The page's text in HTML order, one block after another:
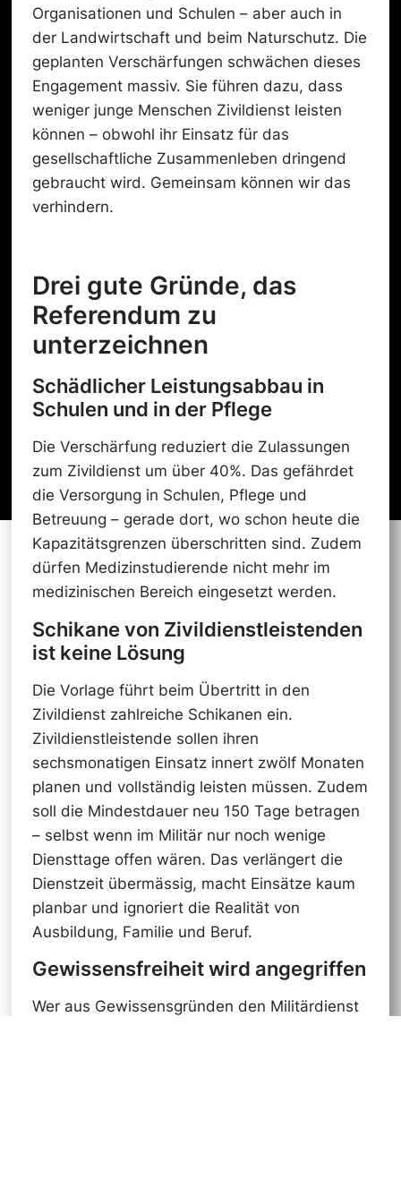
Organisationen und Schulen – aber auch in
der Landwirtschaft und beim Naturschutz. Die
geplanten Verschärfungen schwächen dieses
Engagement massiv. Sie führen dazu, dass
weniger junge Menschen Zivildienst leisten
können – obwohl ihr Einsatz für das
gesellschaftliche Zusammenleben dringend
gebraucht wird. Gemeinsam können wir das
verhindern.
Drei gute Gründe, das
Referendum zu
unterzeichnen
Schädlicher Leistungsabbau in
Schulen und in der Pflege
Die Verschärfung reduziert die Zulassungen
zum Zivildienst um über 40%. Das gefährdet
die Versorgung in Schulen, Pflege und
Betreuung – gerade dort, wo schon heute die
Kapazitätsgrenzen überschritten sind. Zudem
dürfen Medizinstudierende nicht mehr im
medizinischen Bereich eingesetzt werden.
Schikane von Zivildienstleistenden
ist keine Lösung
Die Vorlage führt beim Übertritt in den
Zivildienst zahlreiche Schikanen ein.
Zivildienstleistende sollen ihren
sechsmonatigen Einsatz innert zwölf Monaten
planen und vollständig leisten müssen. Zudem
soll die Mindestdauer neu 150 Tage betragen
– selbst wenn im Militär nur noch wenige
Diensttage offen wären. Das verlängert die
Dienstzeit übermässig, macht Einsätze kaum
planbar und ignoriert die Realität von
Ausbildung, Familie und Beruf.
Gewissensfreiheit wird angegriffen
Wer aus Gewissensgründen den Militärdienst